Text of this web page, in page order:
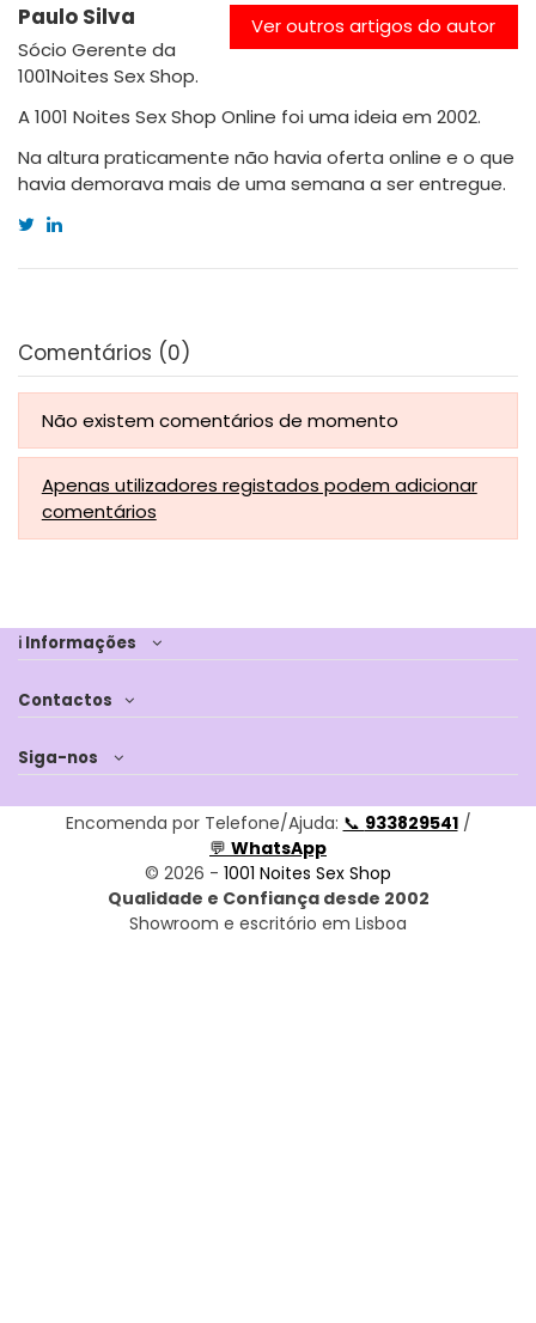
Ver outros artigos do autor
Paulo Silva
Sócio Gerente da
1001Noites Sex Shop.
A 1001 Noites Sex Shop Online foi uma ideia em 2002.
Na altura praticamente não havia oferta online e o que
havia demorava mais de uma semana a ser entregue.
Comentários (0)
Não existem comentários de momento
Apenas utilizadores registados podem adicionar
comentários
ℹ Informações
Contactos
Siga-nos
Encomenda por Telefone/Ajuda: 📞 933829541/
💬 WhatsApp
© 2026 - 1001 Noites Sex Shop
Qualidade e Confiança desde 2002
Showroom e escritório em Lisboa